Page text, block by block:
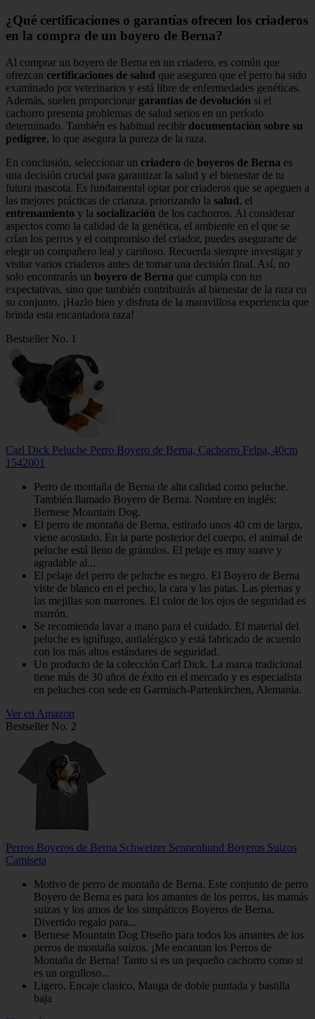
¿Qué certificaciones o garantías ofrecen los criaderos
en la compra de un boyero de Berna?
Al comprar un boyero de Berna en un criadero, es común que
ofrezcan certificaciones de salud que aseguren que el perro ha sido
examinado por veterinarios y está libre de enfermedades genéticas.
Además, suelen proporcionar garantías de devolución si el
cachorro presenta problemas de salud serios en un período
determinado. También es habitual recibir documentación sobre su
pedigree, lo que asegura la pureza de la raza.
En conclusión, seleccionar un criadero de boyeros de Berna es
una decisión crucial para garantizar la salud y el bienestar de tu
futura mascota. Es fundamental optar por criaderos que se apeguen a
las mejores prácticas de crianza, priorizando la salud , el
entrenamiento y la socialización de los cachorros. Al considerar
aspectos como la calidad de la genética, el ambiente en el que se
crían los perros y el compromiso del criador, puedes asegurarte de
elegir un compañero leal y cariñoso. Recuerda siempre investigar y
visitar varios criaderos antes de tomar una decisión final. Así, no
solo encontrarás un boyero de Berna que cumpla con tus
expectativas, sino que también contribuirás al bienestar de la raza en
su conjunto. ¡Hazlo bien y disfruta de la maravillosa experiencia que
brinda esta encantadora raza!
Bestseller No. 1
Carl Dick Peluche Perro Boyero de Berna, Cachorro Felpa, 40cm
1542001
Perro de montaña de Berna de alta calidad como peluche.
También llamado Boyero de Berna. Nombre en inglés:
Bernese Mountain Dog.
El perro de montaña de Berna, estirado unos 40 cm de largo,
viene acostado. En la parte posterior del cuerpo, el animal de
peluche está lleno de gránulos. El pelaje es muy suave y
agradable al...
El pelaje del perro de peluche es negro. El Boyero de Berna
viste de blanco en el pecho, la cara y las patas. Las piernas y
las mejillas son marrones. El color de los ojos de seguridad es
marrón.
Se recomienda lavar a mano para el cuidado. El material del
peluche es ignífugo, antialérgico y está fabricado de acuerdo
con los más altos estándares de seguridad.
Un producto de la colección Carl Dick. La marca tradicional
tiene más de 30 años de éxito en el mercado y es especialista
en peluches con sede en Garmisch-Partenkirchen, Alemania.
Ver en Amazon
Bestseller No. 2
Perros Boyeros de Berna Schweizer Sennenhund Boyeros Suizos
Camiseta
Motivo de perro de montaña de Berna. Este conjunto de perro
Boyero de Berna es para los amantes de los perros, las mamás
suizas y los amos de los simpáticos Boyeros de Berna.
Divertido regalo para...
Bernese Mountain Dog Diseño para todos los amantes de los
perros de montaña suizos. ¡Me encantan los Perros de
Montaña de Berna! Tanto si es un pequeño cachorro como si
es un orgulloso...
Ligero, Encaje clasico, Manga de doble puntada y bastilla
baja